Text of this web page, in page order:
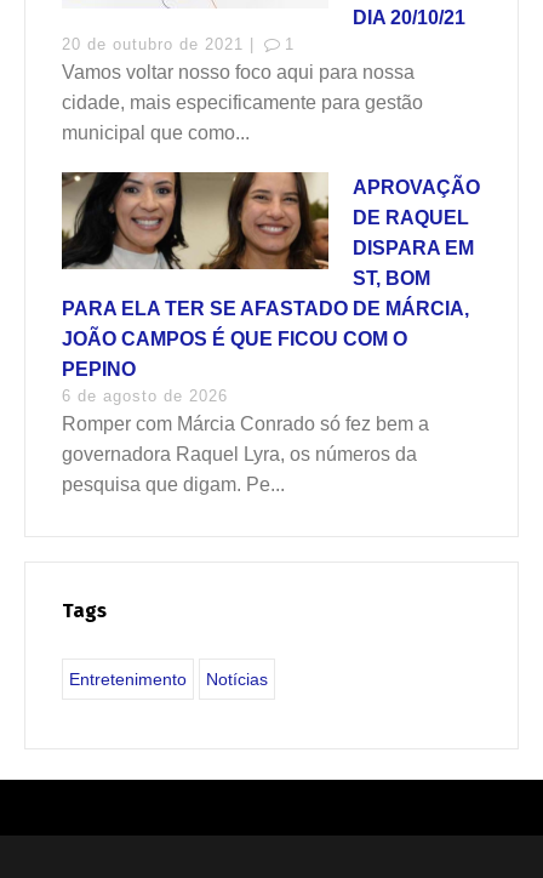
DIA 20/10/21
20 de outubro de 2021 | 1
Vamos voltar nosso foco aqui para nossa
cidade, mais especificamente para gestão
municipal que como...
APROVAÇÃO
DE RAQUEL
DISPARA EM
ST, BOM
PARA ELA TER SE AFASTADO DE MÁRCIA,
JOÃO CAMPOS É QUE FICOU COM O
PEPINO
6 de agosto de 2026
Romper com Márcia Conrado só fez bem a
governadora Raquel Lyra, os números da
pesquisa que digam. Pe...
Tags
Entretenimento Notícias